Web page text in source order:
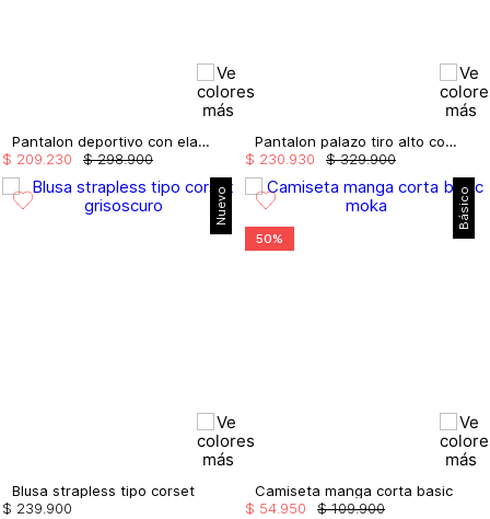
Pantalon deportivo con elastico
$ 298.900
$ 209.230
Pantalon palazo tiro alto con cordon
$ 329.900
$ 230.930
Nuevo
Blusa strapless tipo corset
$ 239 900
Básico
50%
Camiseta manga corta basic
$ 109.900
$ 54 950